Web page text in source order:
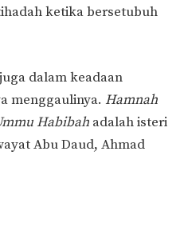
ketika bersetubuh
juga dalam keadaan
menggaulinya. Hamnah
Habibah adalah isteri
Abu Daud, Ahmad